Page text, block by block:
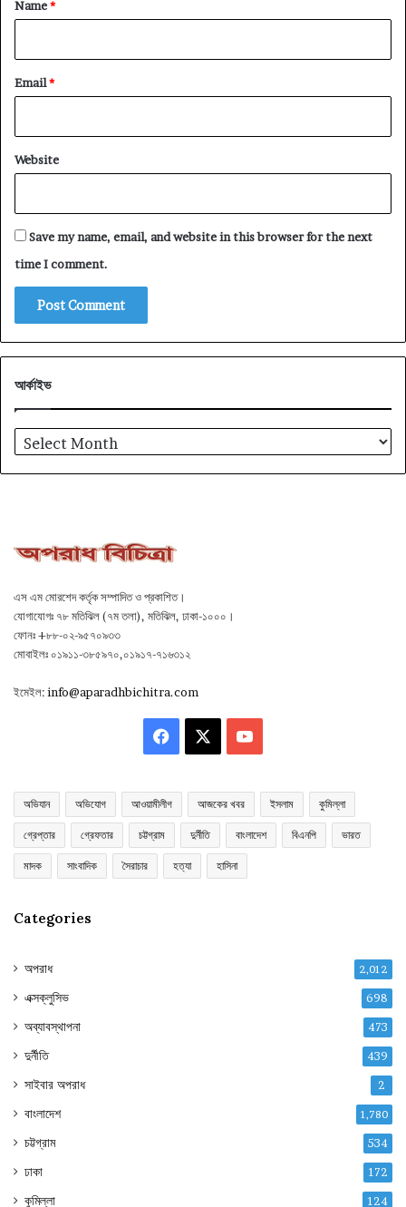
Name*
Email*
Website
Save my name, email, and website in this browser for the next
time I comment.
আর্কাইভ
আর্কাইভ
এস এম মোরশেদ কর্তৃক সম্পাদিত ও প্রকাশিত।
যোগাযোগঃ ৭৮ মতিঝিল (৭ম তলা), মতিঝিল, ঢাকা-১০০০।
ফোনঃ +৮৮-০২-৯৫৭০৯৩৩
মোবাইলঃ ০১৯১১-৩৮৫৯৭০,০১৯১৭-৭১৬৩১২
ইমেইল:info@aparadhbichitra.com
Facebook YouTube
অভিযান অভিযোগ আওয়ামীলীগ আজকের খবর ইসলাম কুমিল্লা
গ্রেপ্তার গ্রেফতার চট্টগ্রাম দুর্নীতি বাংলাদেশ বিএনপি ভারত
মাদক সাংবাদিক সৈরাচার হত্যা হাসিনা
Categories
অপরাধ 2,012
এক্সক্লুসিভ 698
অব্যাবস্থাপনা 473
দুর্নীতি 439
সাইবার অপরাধ 2
বাংলাদেশ 1,780
চট্টগ্রাম 534
ঢাকা 172
কুমিল্লা 124